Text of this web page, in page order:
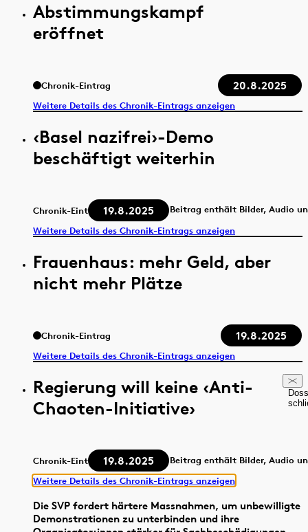
Abstimmungskampf
eröffnet
Chronik-Eintrag 20.8.2025
Weitere Details des Chronik-Eintrags anzeigen
‹Basel nazifrei›-Demo
beschäftigt weiterhin
Chronik-Eintrag 19.8.2025
Beitrag enthält Bilder, Audio
Weitere Details des Chronik-Eintrags anzeigen
Frauenhaus: mehr Geld, aber
nicht mehr Plätze
Chronik-Eintrag 19.8.2025
Weitere Details des Chronik-Eintrags anzeigen
Regierung will keine ‹Anti-
Chaoten-Initiative›
Chronik-Eintrag 19.8.2025
Beitrag enthält Bilder, Audio
Weitere Details des Chronik-Eintrags anzeigen
Die SVP fordert härtere Massnahmen, um unbewilligte
Demonstrationen zu unterbinden und ihre